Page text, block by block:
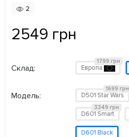
2
2549 грн
Склад: Европа
1799 грн
Модель: D501 Star Wars
1699 грн
D601 Smart
3349 грн
D601 Black